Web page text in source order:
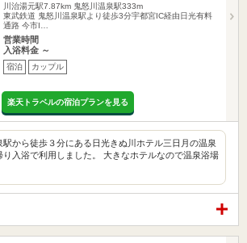
川治湯元駅7.87km 鬼怒川温泉駅333m
東武鉄道 鬼怒川温泉駅より徒歩3分宇都宮IC経由日光有料
通路 今市I…
営業時間
入浴料金 ～
宿泊 カップル
楽天トラベルの宿泊プランを見る
駅から徒歩３分にある日光きぬ川ホテル三日月の温泉
り入浴で利用しました。 大きなホテルなので温泉浴場